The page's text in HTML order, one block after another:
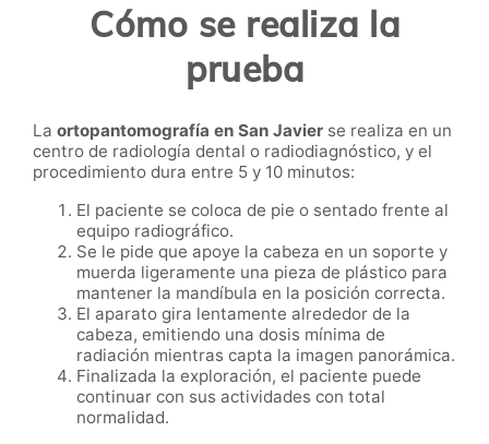
Cómo se realiza la
prueba
La ortopantomografía en San Javier se realiza en un
centro de radiología dental o radiodiagnóstico, y el
procedimiento dura entre 5 y 10 minutos:
El paciente se coloca de pie o sentado frente al
equipo radiográfico.
Se le pide que apoye la cabeza en un soporte y
muerda ligeramente una pieza de plástico para
mantener la mandíbula en la posición correcta.
El aparato gira lentamente alrededor de la
cabeza, emitiendo una dosis mínima de
radiación mientras capta la imagen panorámica.
Finalizada la exploración, el paciente puede
continuar con sus actividades con total
normalidad.